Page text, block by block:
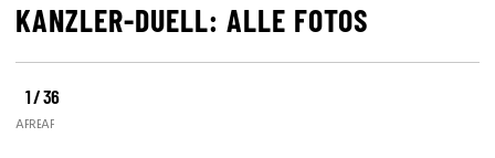
KANZLER-DUELL: ALLE FOTOS
1 / 36
APA
©
REUTERS
©
APA